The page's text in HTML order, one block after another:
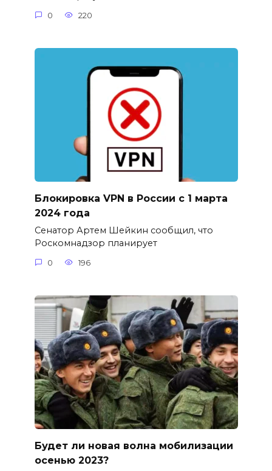
0 220
Блокировка VPN в России с 1 марта
2024 года
Сенатор Артем Шейкин сообщил, что
Роскомнадзор планирует
0 196
Будет ли новая волна мобилизации
осенью 2023?